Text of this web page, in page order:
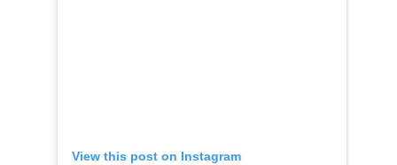
View this post on Instagram